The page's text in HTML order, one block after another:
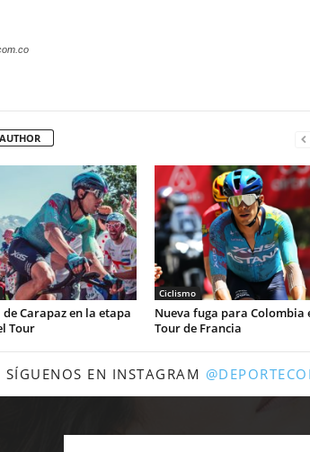
Carapaz en la etapa
Tour
Ciclismo
Nueva fuga para Colombia
Tour de Francia
SÍGUENOS EN INSTAGRAM